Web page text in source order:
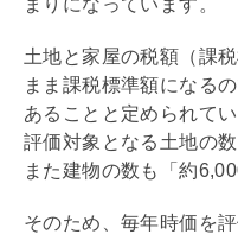
土地と家屋の税額（課
まま課税標準額になる
あることと定められて
評価対象となる土地の
また建物の数も「約
そのため、毎年時価を